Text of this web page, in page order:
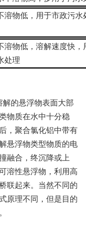
溶物低，用于市政污水
溶物低，溶解速度快，
处理
的悬浮物表面大部
物质在水中十分稳
，聚合氯化铝中带有
悬浮物类型物质的电
融合，终沉降或上
溶性悬浮物，利用高
联起来。当然不同的
原理不同，但是目的